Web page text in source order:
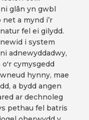
glân yn gwbl
a mynd i’r
fel ei gilydd.
i system
adnewyddadwy,
cymysgedd
hynny, mae
a bydd angen
ar dechnoleg
pethau fel batris